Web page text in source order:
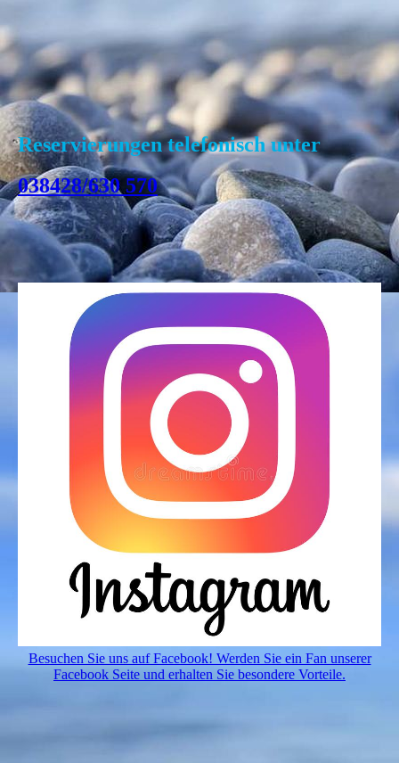
Reservierungentelefonischunter
038428/630 570
Besuchen Sie uns auf Facebook! Werden Sie ein Fan unserer
Facebook Seite und erhalten Sie besondere Vorteile.